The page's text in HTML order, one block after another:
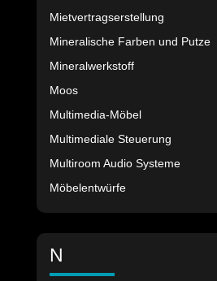
Mietvertragserstellung
Mineralische Farben und Putze
Mineralwerkstoff
Moos
Multimedia-Möbel
Multimediale Steuerung
Multiroom Audio Systeme
Möbelentwürfe
N